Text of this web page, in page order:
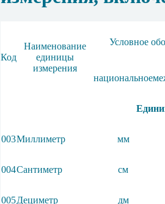
Код
Наименование
единицы
измерения
Условное
национальное
003Миллиметр мм
004Сантиметр см
005Дециметр дм